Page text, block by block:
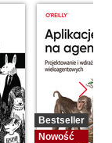
Bestseller
Nowość